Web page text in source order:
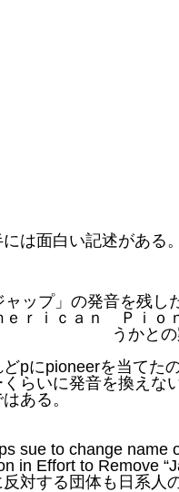
は面白い記述がある。
ップ」の発音を残し
ｒｉｃａｎ Ｐｉｏ
うかと
pにpioneerを当てた
らいに発音を換えな
ある。
sue to change name
in Effort to Remove
対する団体も日系人